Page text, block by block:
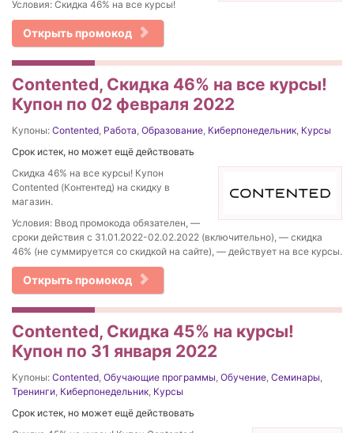
Условия: Скидка 46% на все курсы!
Открыть промокод
Contented, Скидка 46% на все курсы!
Купон по 02 февраля 2022
Купоны: Contented Работа Образование Киберпонедельник Курсы
Срок истек, но может ещё действовать
Скидка 46% на все курсы! Купон
Contented (Контентед) на скидку в
магазин.
Условия: Ввод промокода обязателен, —
сроки действия с 31.01.2022-02.02.2022 (включительно), — скидка
46% (не суммируется со скидкой на сайте), — действует на все курсы.
Открыть промокод
Contented, Cкидка 45% на курсы!
Купон по 31 января 2022
Купоны: Contented Обучающие программы Обучение Семинары
Тренинги Киберпонедельник Курсы
Срок истек, но может ещё действовать